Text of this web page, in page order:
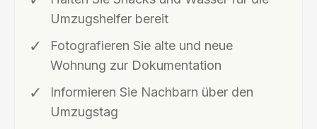
Umzugshelfer bereit
Fotografieren Sie alte und neue
Wohnung zur Dokumentation
Informieren Sie Nachbarn über den
Umzugstag